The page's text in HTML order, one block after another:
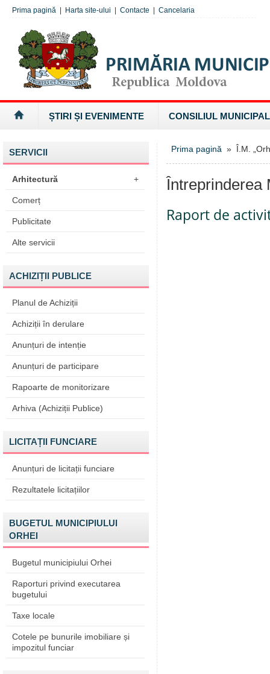
Prima pagină Harta site-ului Contacte Cancelaria
ȘTIRI ȘI EVENIMENTE CONSILIUL MUNICIPAL
SERVICII
Arhitectură +
Comerț
Publicitate
Alte servicii
ACHIZIȚII PUBLICE
Planul de Achiziții
Achiziții în derulare
Anunțuri de intenție
Anunțuri de participare
Rapoarte de monitorizare
Arhiva (Achiziții Publice)
LICITAȚII FUNCIARE
Anunțuri de licitații funciare
Rezultatele licitațiilor
BUGETUL MUNICIPIULUI
ORHEI
Bugetul municipiului Orhei
Raporturi privind executarea
bugetului
Taxe locale
Cotele pe bunurile imobiliare și
impozitul funciar
Prima pagină » Î.M.
Întreprinderea
Raport de